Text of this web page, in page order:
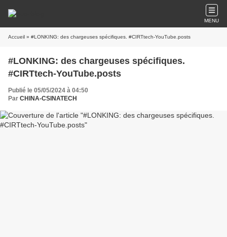
MENU
Accueil » #LONKING: des chargeuses spécifiques. #CIRTtech-YouTube.posts
#LONKING: des chargeuses spécifiques.
#CIRTtech-YouTube.posts
Publié le 05/05/2024 à 04:50
Par CHINA-CSINATECH